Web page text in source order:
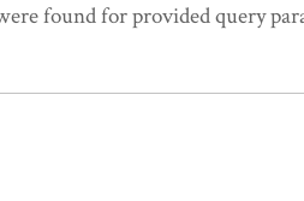
found for provided query